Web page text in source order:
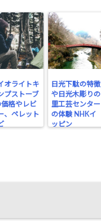
オライトキ
プストーブ
格やレビ
、ペレット
日光下駄の特徴
や日光木彫りの
里工芸センター
の体験 NHKイ
ッピン